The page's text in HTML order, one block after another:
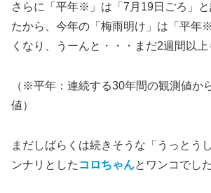
さらに「平年※」は「7月19日ごろ」
たから、今年の「梅雨明け」は「平年
くなり、うーんと・・・まだ2週間以上
（※平年：連続する30年間の観測値か
値）
まだしばらくは続きそうな「うっとう
ンナリとした コロちゃんとワンコでした